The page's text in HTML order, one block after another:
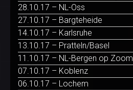
28.10.17 – NL-Oss
27.10.17 – Bargteheide
14.10.17 – Karlsruhe
13.10.17 – Pratteln/Basel
11.10.17 – NL-Bergen op Zoom
07.10.17 – Koblenz
06.10.17 – Lochem